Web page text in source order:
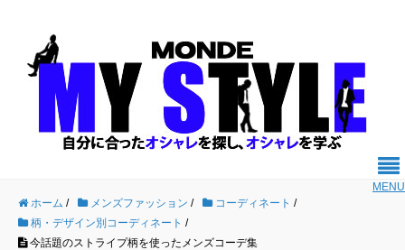
MENU
ホーム / メンズファッション / コーディネート /
柄・デザイン別コーディネート /
今話題のストライプ柄を使ったメンズコーデ集